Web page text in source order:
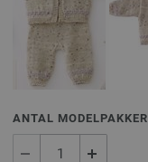
ANTAL MODELPAKKER